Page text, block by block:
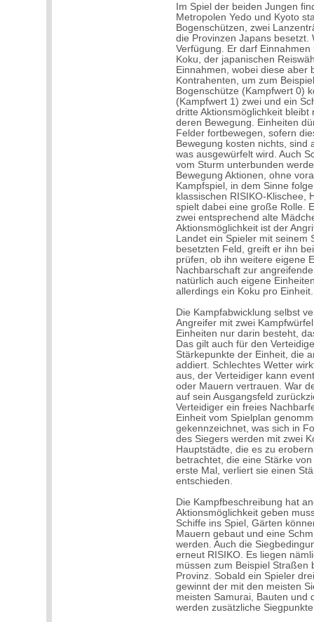
Im Spiel der beiden Jungen
Metropolen Yedo und Kyoto
Bogenschützen, zwei
die Provinzen Japans besetzt.
Verfügung. Er darf
Koku, der japanischen
Einnahmen, wobei diese aber
Kontrahenten, um zum
Bogenschütze (Kampfwert 0)
(Kampfwert 1) zwei und ein
dritte Aktionsmöglichkeit
deren Bewegung. Einheiten
Felder fortbewegen, sofern
Bewegung kosten nichts, sind
was ausgewürfelt wird. Auch
vom Sturm unterbunden
Bewegung Aktionen, ohne
Kampfspiel, in dem Sinne
klassischen RISIKO-Klischee,
spielt dabei eine große Rolle.
zwei entsprechend alte
Aktionsmöglichkeit ist der
Landet ein Spieler mit seinem
besetzten Feld, greift er ihn
prüfen, ob ihn weitere eigene
Nachbarschaft zur
natürlich auch eigene
allerdings ein Koku pro Einheit.
Die Kampfabwicklung selbst
Angreifer mit zwei
Einheiten nur darin besteht,
Das gilt auch für den
Stärkepunkte der Einheit, die
addiert. Schlechtes Wetter
aus, der Verteidiger kann
oder Mauern vertrauen. War
auf sein Ausgangsfeld
Verteidiger ein freies
Einheit vom Spielplan
gekennzeichnet, was sich in
des Siegers werden mit zwei
Hauptstädte, die es zu
betrachtet, die eine Stärke
erste Mal, verliert sie einen
entschieden.
Die Kampfbeschreibung hat
Aktionsmöglichkeit geben
Schiffe ins Spiel, Gärten
Mauern gebaut und eine
werden. Auch die
erneut RISIKO. Es liegen
müssen zum Beispiel Straßen
Provinz. Sobald ein Spieler
gewinnt der mit den meisten
meisten Samurai, Bauten und
werden zusätzliche